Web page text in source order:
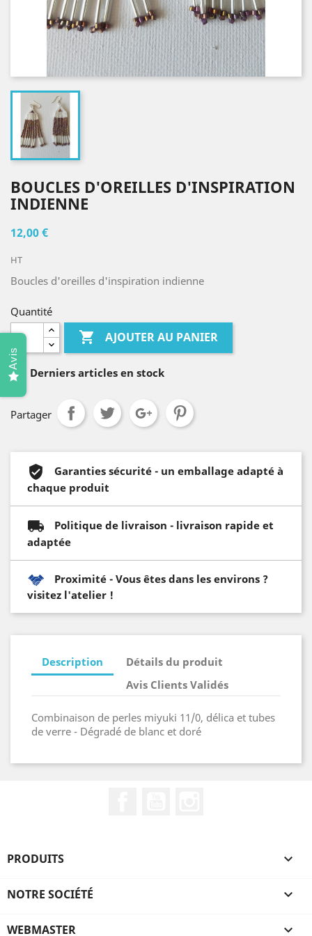
BOUCLES D'OREILLES D'INSPIRATION
INDIENNE
12,00 €
HT
Boucles d'oreilles d'inspiration indienne
Quantité
 AJOUTER AU PANIER
 Derniers articles en stock
Partager
Garanties sécurité - un emballage adapté à
chaque produit
Politique de livraison - livraison rapide et
adaptée
Proximité - Vous êtes dans les environs ?
visitez l'atelier !
Description
Détails du produit
Avis Clients Validés
Combinaison de perles miyuki 11/0, délica et tubes
de verre - Dégradé de blanc et doré
PRODUITS 
NOTRE SOCIÉTÉ 
WEBMASTER 
Avis